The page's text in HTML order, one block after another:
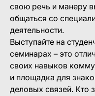
свою речь и манеру
общаться со
деятельности.
Выступайте на
семинарах – это
своих навыков
и площадка для
деловых связей. Кто